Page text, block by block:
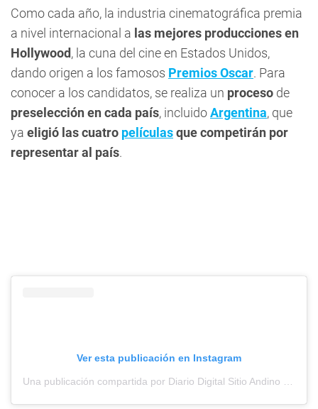
Como cada año, la industria cinematográfica premia
a nivel internacional a las mejores producciones en
Hollywood, la cuna del cine en Estados Unidos,
dando origen a los famosos Premios Oscar. Para
conocer a los candidatos, se realiza un proceso de
preselección en cada país, incluidoArgentina, que
ya eligió las cuatro películasque competirán por
representar al país.
Ver esta publicación en Instagram
Una publicación compartida por Diario Digital Sitio Andino (@sitioandinomza)